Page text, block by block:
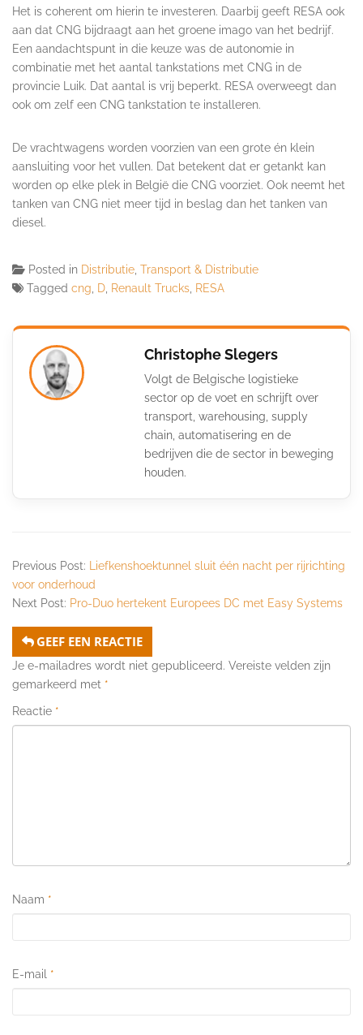
Het is coherent om hierin te investeren. Daarbij geeft RESA ook
aan dat CNG bijdraagt aan het groene imago van het bedrijf.
Een aandachtspunt in die keuze was de autonomie in
combinatie met het aantal tankstations met CNG in de
provincie Luik. Dat aantal is vrij beperkt. RESA overweegt dan
ook om zelf een CNG tankstation te installeren.
De vrachtwagens worden voorzien van een grote én klein
aansluiting voor het vullen. Dat betekent dat er getankt kan
worden op elke plek in België die CNG voorziet. Ook neemt het
tanken van CNG niet meer tijd in beslag dan het tanken van
diesel.
Posted in Distributie Transport & Distributie
Tagged cng D Renault Trucks RESA
Christophe Slegers
Volgt de Belgische logistieke
sector op de voet en schrijft over
transport, warehousing, supply
chain, automatisering en de
bedrijven die de sector in beweging
houden.
Previous Post:
Liefkenshoektunnel sluit één nacht per rijrichting
voor onderhoud
Next Post: Pro-Duo hertekent Europees DC met Easy Systems
GEEF EEN REACTIE
Je e-mailadres wordt niet gepubliceerd. Vereiste velden zijn
gemarkeerd met *
Reactie *
Naam *
E-mail *